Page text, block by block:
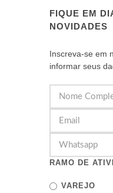
FIQUE EM
NOVIDADES
Inscreva-se em
informar seus
RAMO DE
VAREJO